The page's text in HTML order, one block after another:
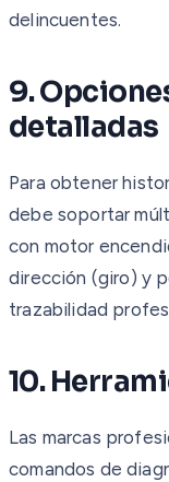
delincuentes.
9.
detalladas
Para obtener
debe soportar
con motor
dirección (giro) y
trazabilidad
10.
Las marcas
comandos de